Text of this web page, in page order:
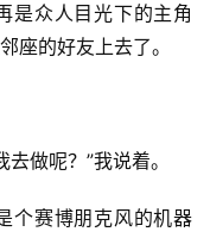
是众人目光下的主角
座的好友上去了。
做呢？”我说着。
个赛博朋克风的机器